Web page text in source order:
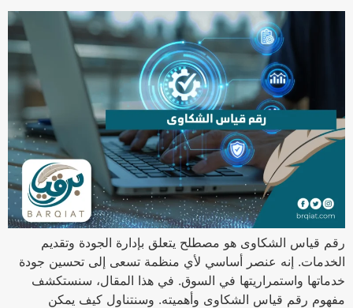
رقم قياس الشكاوى هو مصطلح يتعلق بإدارة الجودة وتقديم
الخدمات. إنه عنصر أساسي لأي منظمة تسعى إلى تحسين جودة
خدماتها واستمراريتها في السوق. في هذا المقال، سنستكشف
مفهوم رقم قياس الشكاوى وأهميته. وسنتناول كيف يمكن